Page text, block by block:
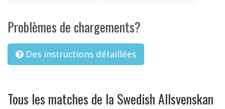
Problèmes de chargements?
Des instructions détaillées
Tous les matches de la Swedish Allsvenskan